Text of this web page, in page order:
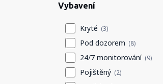
Vybavení
Kryté (3)
Pod dozorem (8)
24/7 monitorování (9)
Pojištěný (2)